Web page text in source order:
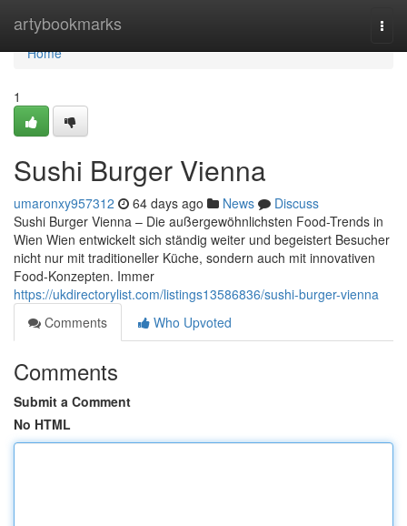
artybookmarks
Home
Home
1
Sushi Burger Vienna
umaronxy957312 64 days ago News
Discuss
Sushi Burger Vienna – Die außergewöhnlichsten Food-Trends in
Wien Wien entwickelt sich ständig weiter und begeistert Besucher
nicht nur mit traditioneller Küche, sondern auch mit innovativen
Food-Konzepten. Immer
https://ukdirectorylist.com/listings13586836/sushi-burger-vienna
Comments
Who Upvoted
Comments
Submit a Comment
No HTML